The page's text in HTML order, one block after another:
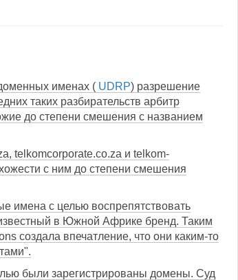
именах ( UDRP) разрешение
таких разбирательств арбитр
до степени смешения с названием
telkomcorporate.co.za и telkom-
с ним до степени смешения
имена с целью воспрепятствовать
в Южной Африке бренд. Таким
создала впечатление, что они каким-то
были зарегистрированы домены. Суд